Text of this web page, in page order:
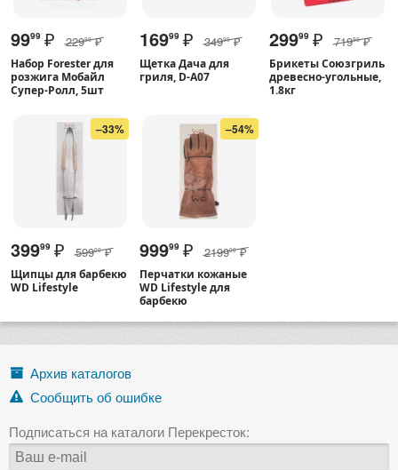
9999 ₽ 22999 ₽
Набор Forester для
розжига Мобайл
Супер-Ролл, 5шт
16999 ₽ 34999 ₽
Щетка Дача для
гриля, D-A07
29999 ₽ 71999 ₽
Брикеты Союзгриль
древесно-угольные,
1.8кг
–33%
39999 ₽ 59900 ₽
Щипцы для барбекю
WD Lifestyle
–54%
99999 ₽ 219900 ₽
Перчатки кожаные
WD Lifestyle для
барбекю
Архив каталогов
Сообщить об ошибке
Подписаться на каталоги Перекресток: